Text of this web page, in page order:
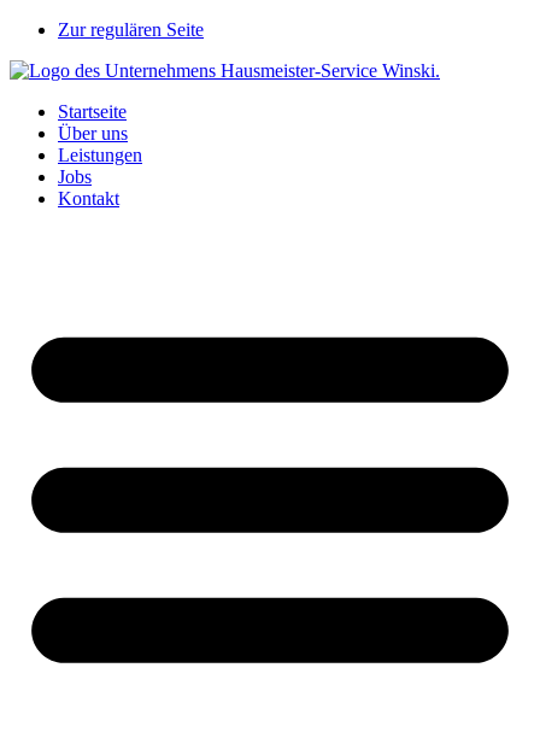
Zur regulären Seite
Startseite
Über uns
Leistungen
Jobs
Kontakt